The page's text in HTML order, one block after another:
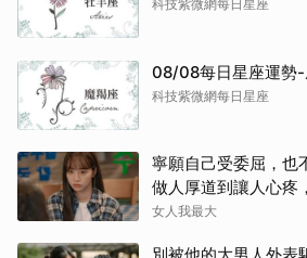
科技紫微網每日星座
08/08每日星座運勢-
科技紫微網每日星座
寧願自己受委屈，也
做人厚道到讓人心疼
得自己不斷內耗
女人我最大
別被他的大男人外表